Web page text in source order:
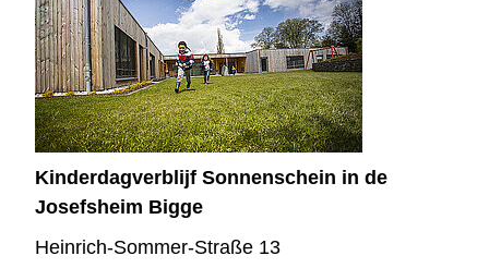
Kinderdagverblijf Sonnenschein in de
Josefsheim Bigge
Heinrich-Sommer-Straße 13